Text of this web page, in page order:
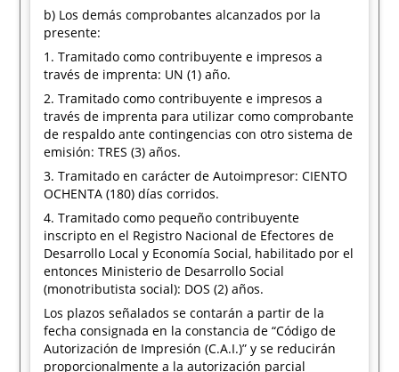
b) Los demás comprobantes alcanzados por la
presente:
1. Tramitado como contribuyente e impresos a
través de imprenta: UN (1) año.
2. Tramitado como contribuyente e impresos a
través de imprenta para utilizar como comprobante
de respaldo ante contingencias con otro sistema de
emisión: TRES (3) años.
3. Tramitado en carácter de Autoimpresor: CIENTO
OCHENTA (180) días corridos.
4. Tramitado como pequeño contribuyente
inscripto en el Registro Nacional de Efectores de
Desarrollo Local y Economía Social, habilitado por el
entonces Ministerio de Desarrollo Social
(monotributista social): DOS (2) años.
Los plazos señalados se contarán a partir de la
fecha consignada en la constancia de “Código de
Autorización de Impresión (C.A.I.)” y se reducirán
proporcionalmente a la autorización parcial